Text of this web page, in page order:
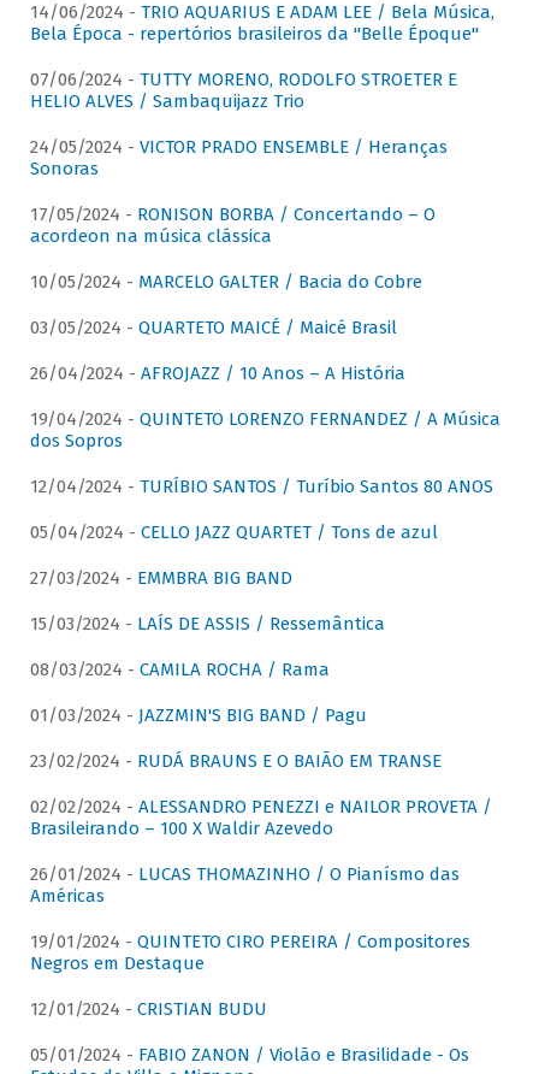
14/06/2024 - TRIO AQUARIUS E ADAM LEE / Bela Música,
Bela Época - repertórios brasileiros da "Belle Époque"
07/06/2024 - TUTTY MORENO, RODOLFO STROETER E
HELIO ALVES / Sambaquijazz Trio
24/05/2024 - VICTOR PRADO ENSEMBLE / Heranças
Sonoras
17/05/2024 - RONISON BORBA / Concertando – O
acordeon na música clássica
10/05/2024 - MARCELO GALTER / Bacia do Cobre
03/05/2024 - QUARTETO MAICÉ / Maicé Brasil
26/04/2024 - AFROJAZZ / 10 Anos – A História
19/04/2024 - QUINTETO LORENZO FERNANDEZ / A Música
dos Sopros
12/04/2024 - TURÍBIO SANTOS / Turíbio Santos 80 ANOS
05/04/2024 - CELLO JAZZ QUARTET / Tons de azul
27/03/2024 - EMMBRA BIG BAND
15/03/2024 - LAÍS DE ASSIS / Ressemântica
08/03/2024 - CAMILA ROCHA / Rama
01/03/2024 - JAZZMIN'S BIG BAND / Pagu
23/02/2024 - RUDÁ BRAUNS E O BAIÃO EM TRANSE
02/02/2024 - ALESSANDRO PENEZZI e NAILOR PROVETA /
Brasileirando – 100 X Waldir Azevedo
26/01/2024 - LUCAS THOMAZINHO / O Pianísmo das
Américas
19/01/2024 - QUINTETO CIRO PEREIRA / Compositores
Negros em Destaque
12/01/2024 - CRISTIAN BUDU
05/01/2024 - FABIO ZANON / Violão e Brasilidade - Os